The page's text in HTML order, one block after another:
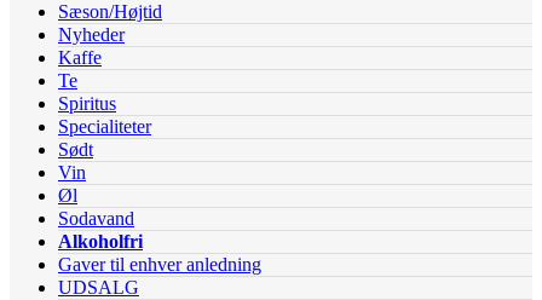
Sæson/Højtid
Nyheder
Kaffe
Te
Spiritus
Specialiteter
Sødt
Vin
Øl
Sodavand
Alkoholfri
Gaver til enhver anledning
UDSALG